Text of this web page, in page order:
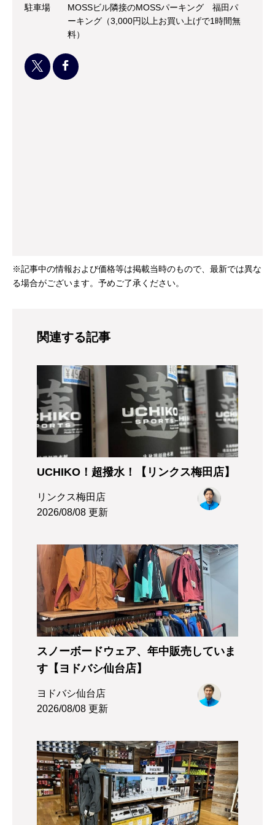
駐車場
MOSSビル隣接のMOSSパーキング 福田パ
ーキング（3,000円以上お買い上げで1時間無
料）
※記事中の情報および価格等は掲載当時のもので、最新では異な
る場合がございます。予めご了承ください。
関連する記事
UCHIKO！超撥水！【リンクス梅田店】
リンクス梅田店
2026/08/08 更新
スノーボードウェア、年中販売していま
す【ヨドバシ仙台店】
ヨドバシ仙台店
2026/08/08 更新